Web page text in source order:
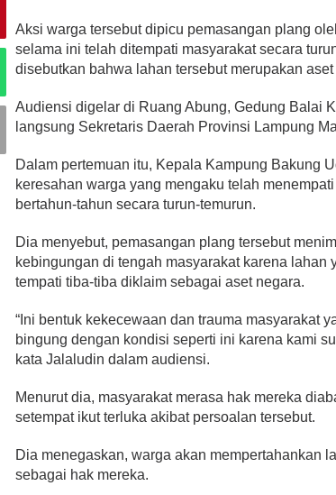
Aksi warga tersebut dipicu pemasangan plang
selama ini telah ditempati masyarakat secara
disebutkan bahwa lahan tersebut merupakan
Audiensi digelar di Ruang Abung, Gedung Balai
langsung Sekretaris Daerah Provinsi Lampung
Dalam pertemuan itu, Kepala Kampung Bakung
keresahan warga yang mengaku telah
bertahun-tahun secara turun-temurun.
Dia menyebut, pemasangan plang tersebut
kebingungan di tengah masyarakat karena lahan
tempati tiba-tiba diklaim sebagai aset negara.
“Ini bentuk kekecewaan dan trauma masyarakat
bingung dengan kondisi seperti ini karena kami
kata Jalaludin dalam audiensi.
Menurut dia, masyarakat merasa hak mereka
setempat ikut terluka akibat persoalan tersebut.
Dia menegaskan, warga akan mempertahankan
sebagai hak mereka.